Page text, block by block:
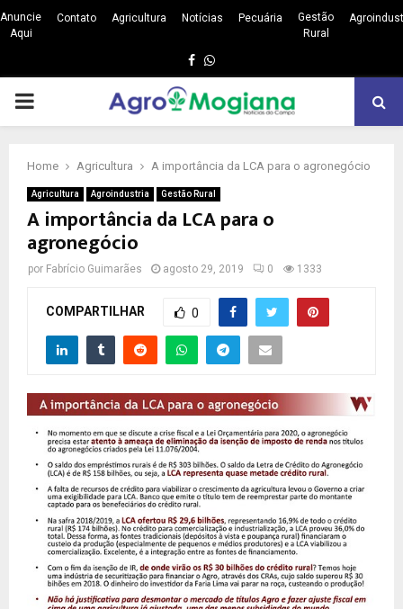
Anuncie
Aqui
Contato Agricultura Notícias Pecuária
Gestão
Rural
Facebook
Whatsapp
PRIMARY
Home Agricultura A importância da LCA para o agronegócio
Agricultura Agroindustria Gestão Rural
A importância da LCA para o
agronegócio
por Fabrício Guimarães agosto 29, 2019 0 1333
COMPARTILHAR 0